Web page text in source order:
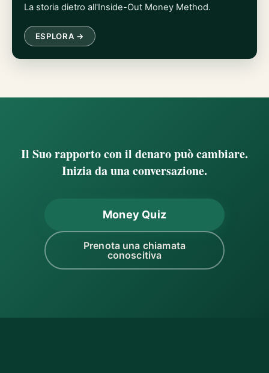
La storia dietro all'Inside-Out Money Method.
ESPLORA →
Il Suo rapporto con il denaro può cambiare.
Inizia da una conversazione.
Money Quiz
Prenota una chiamata
conoscitiva